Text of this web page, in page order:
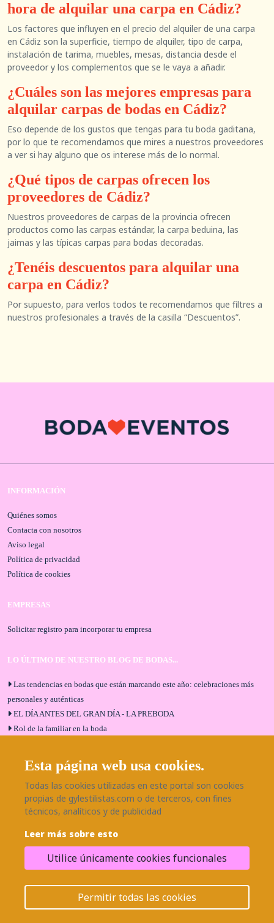
hora de alquilar una carpa en Cádiz?
Los factores que influyen en el precio del alquiler de una carpa
en Cádiz son la superficie, tiempo de alquiler, tipo de carpa,
instalación de tarima, muebles, mesas, distancia desde el
proveedor y los complementos que se le vaya a añadir.
¿Cuáles son las mejores empresas para
alquilar carpas de bodas en Cádiz?
Eso depende de los gustos que tengas para tu boda gaditana,
por lo que te recomendamos que mires a nuestros proveedores
a ver si hay alguno que os interese más de lo normal.
¿Qué tipos de carpas ofrecen los
proveedores de Cádiz?
Nuestros proveedores de carpas de la provincia ofrecen
productos como las carpas estándar, la carpa beduina, las
jaimas y las típicas carpas para bodas decoradas.
¿Tenéis descuentos para alquilar una
carpa en Cádiz?
Por supuesto, para verlos todos te recomendamos que filtres a
nuestros profesionales a través de la casilla “Descuentos”.
INFORMACIÓN
Quiénes somos
Contacta con nosotros
Aviso legal
Política de privacidad
Política de cookies
EMPRESAS
Solicitar registro para incorporar tu empresa
LO ÚLTIMO DE NUESTRO BLOG DE BODAS...
Las tendencias en bodas que están marcando este año: celebraciones más
personales y auténticas
EL DÍA ANTES DEL GRAN DÍA - LA PREBODA
Rol de la familiar en la boda
Bodas en Alhaurín de la Torre: entrevista exclusiva con Bodaeventos
Málaga
¿Cómo será tu boda?
Blog de bodas
SÍGUENOS EN NUESTRAS REDES
© 2026 Grupo BodaEventos | Todos los derechos reservados.¿Necesitas ayuda?
Esta página web usa cookies.
Todas las cookies utilizadas en este portal son cookies
propias de gylestilistas.com o de terceros, con fines
técnicos, analíticos y de publicidad
Leer más sobre esto
Utilice únicamente cookies funcionales
Permitir todas las cookies